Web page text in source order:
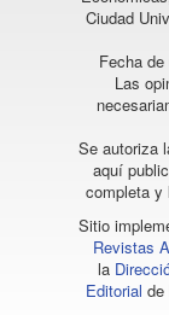
Ciudad
Fecha
Las
Se autoriza
aquí
completa y
Sitio
Revistas
la
Editorial de